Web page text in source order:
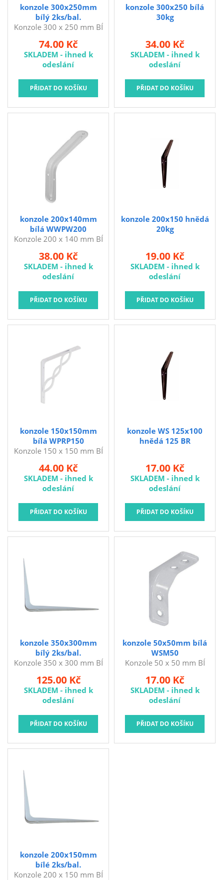
konzole 300x250mm
bílý 2ks/bal.
Konzole 300 x 250 mm BÍ
například na upevnění
polic na stěny, jejich
výhodou je snadná
montáž. rozměry: 300 x
250 mm barva: bílá
balení: 2 ks
74.00 Kč
SKLADEM - ihned k
odeslání
konzole 300x250 bílá
30kg
34.00 Kč
SKLADEM - ihned k
odeslání
konzole 200x140mm
bílá WWPW200
Konzole 200 x 140 mm BÍ
x 140 mm Barva: bílá
Konzole - podpěra na
police.
38.00 Kč
SKLADEM - ihned k
odeslání
konzole 200x150 hnědá
20kg
19.00 Kč
SKLADEM - ihned k
odeslání
konzole 150x150mm
bílá WPRP150
Konzole 150 x 150 mm BÍ
150 mm Barva: bílá
Konzole - podpěra na
police.
44.00 Kč
SKLADEM - ihned k
odeslání
konzole WS 125x100
hnědá 125 BR
17.00 Kč
SKLADEM - ihned k
odeslání
konzole 350x300mm
bílý 2ks/bal.
Konzole 350 x 300 mm BÍ
například na upevnění
polic na stěny, jejich
výhodou je snadná
montáž. rozměry: 350 x
300 mm barva: bílá
balení: 2 ks
125.00 Kč
SKLADEM - ihned k
odeslání
konzole 50x50mm bílá
WSM50
Konzole 50 x 50 mm BÍ
mm Barva: bílá Konzole -
podpěra na police.
17.00 Kč
SKLADEM - ihned k
odeslání
konzole 200x150mm
bílé 2ks/bal.
Konzole 200 x 150 mm BÍ